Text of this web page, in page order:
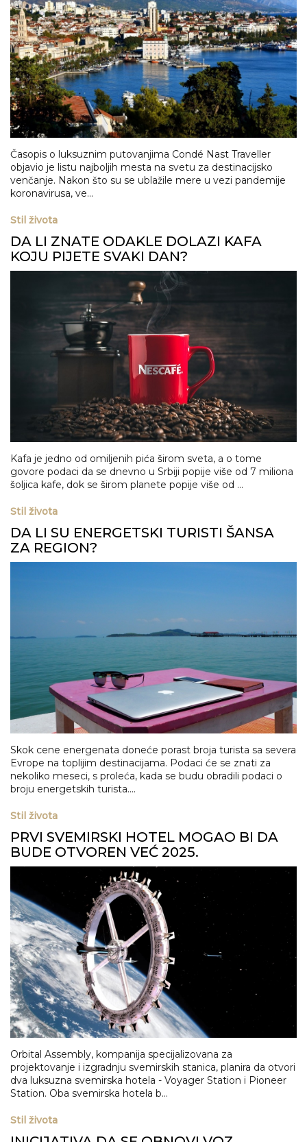
Časopis o luksuznim putovanjima Condé Nast Traveller
objavio je listu najboljih mesta na svetu za destinacijsko
venčanje. Nakon što su se ublažile mere u vezi pandemije
koronavirusa, ve...
Stil života
DA LI ZNATE ODAKLE DOLAZI KAFA
KOJU PIJETE SVAKI DAN?
Kafa je jedno od omiljenih pića širom sveta, a o tome
govore podaci da se dnevno u Srbiji popije više od 7 miliona
šoljica kafe, dok se širom planete popije više od ...
Stil života
DA LI SU ENERGETSKI TURISTI ŠANSA
ZA REGION?
Skok cene energenata doneće porast broja turista sa severa
Evrope na toplijim destinacijama. Podaci će se znati za
nekoliko meseci, s proleća, kada se budu obradili podaci o
broju energetskih turista....
Stil života
PRVI SVEMIRSKI HOTEL MOGAO BI DA
BUDE OTVOREN VEĆ 2025.
Orbital Assembly, kompanija specijalizovana za
projektovanje i izgradnju svemirskih stanica, planira da otvori
dva luksuzna svemirska hotela - Voyager Station i Pioneer
Station. Oba svemirska hotela b...
Stil života